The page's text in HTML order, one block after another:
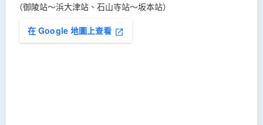
（御陵站～浜大津站、石山寺站～坂本站）
在 Google 地圖上查看